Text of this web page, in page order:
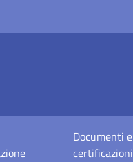
Documenti e
certificazioni